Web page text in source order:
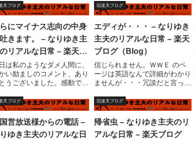
ビ体操はこうして作られ
２、出演者プロフィール」
映像がマニア心を刺激す
見たい！でも、これはおそ
普通の「テレビ体...
く、この辺の観念が私を最も悩
ませる。先日、妻と口論になっ
た理由は、義母と同居の嫁の会
話について。先週、義母に子供
たちを預かってもら...
天ブログ
にマイナス志向の中身
きます。 – なりゆき主
リアルな日常 – 楽天ブ
（Blog）
は私のようなダメ人間に、
い励ましのコメント、あり
うございました。感動で
のこと）ですが、親身になっ
メント頂ける私はとても幸
す。リアルに話をする機会
無に近い人間はたぶんいっ
いると思います...
旧楽天ブログ
エディが・・・ – なりゆき
主夫のリアルな日常 – 楽天
ブログ（Blog）
信じられません。ＷＷＥ のペ
ージは英語なんで詳細がわかり
ませんが・・・冗談だと言って
て、栄光をつかんだ男。元ブラ
ック・タイガー、エディ・ゲレ
ロ。何故？？ブログランキング
です。え？それは誰？？って気
になる人は、クリ...
天ブログ
営放送様からの電話 –
ゆき主夫のリアルな日
旧楽天ブログ
帰省虫 – なりゆき主夫のリ
アルな日常 – 楽天ブログ